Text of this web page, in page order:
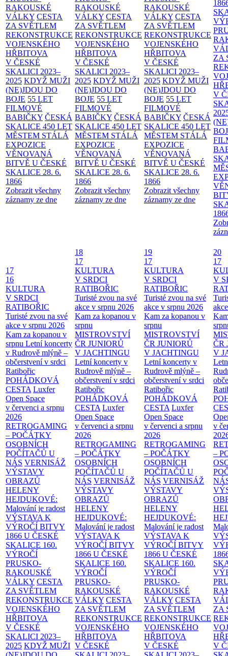
RAKOUSKÉ
VÁLKY CESTA
ZA SVĚTLEM
REKONSTRUKCE
VOJENSKÉHO
HŘBITOVA
V ČESKÉ
SKALICI 2023–
2025 KDYŽ MUŽI
(NE)JDOU DO
BOJE 55 LET
FILMOVÉ
BABIČKY ČESKÁ
SKALICE 450 LET
MĚSTEM STÁLÁ
EXPOZICE
VĚNOVANÁ
BITVĚ U ČESKÉ
SKALICE 28. 6.
1866
Zobrazit všechny
záznamy ze dne
RAKOUSKÉ
VÁLKY CESTA
ZA SVĚTLEM
REKONSTRUKCE
VOJENSKÉHO
HŘBITOVA
V ČESKÉ
SKALICI 2023–
2025 KDYŽ MUŽI
(NE)JDOU DO
BOJE 55 LET
FILMOVÉ
BABIČKY ČESKÁ
SKALICE 450 LET
MĚSTEM STÁLÁ
EXPOZICE
VĚNOVANÁ
BITVĚ U ČESKÉ
SKALICE 28. 6.
1866
Zobrazit všechny
záznamy ze dne
RAKOUSKÉ
VÁLKY CESTA
ZA SVĚTLEM
REKONSTRUKCE
VOJENSKÉHO
HŘBITOVA
V ČESKÉ
SKALICI 2023–
2025 KDYŽ MUŽI
(NE)JDOU DO
BOJE 55 LET
FILMOVÉ
BABIČKY ČESKÁ
SKALICE 450 LET
MĚSTEM STÁLÁ
EXPOZICE
VĚNOVANÁ
BITVĚ U ČESKÉ
SKALICE 28. 6.
1866
Zobrazit všechny
záznamy ze dne
ZA
V
17
16
KULTURA
V SRDCI
RATIBOŘIC
Turisté zvou na své
akce v srpnu 2026
Kam za kopanou v
srpnu Letní koncerty
v Rudrově mlýně –
občerstvení v srdci
Ratibořic
POHÁDKOVÁ
CESTA Luxfer
Open Space
v červenci a srpnu
2026
RETROGAMING
– POČÁTKY
OSOBNÍCH
POČÍTAČŮ U
NÁS VERNISÁŽ
VÝSTAVY
OBRAZŮ
HELENY
HEJDUKOVÉ:
Malování je radost
VÝSTAVA K
VÝROČÍ BITVY
1866 U ČESKÉ
SKALICE 160.
VÝROČÍ
PRUSKO-
RAKOUSKÉ
VÁLKY CESTA
ZA SVĚTLEM
REKONSTRUKCE
VOJENSKÉHO
HŘBITOVA
V ČESKÉ
SKALICI 2023–
2025 KDYŽ MUŽI
18
17
KULTURA
V SRDCI
RATIBOŘIC
Turisté zvou na své
akce v srpnu 2026
Kam za kopanou v
srpnu
MISTROVSTVÍ
ČR JUNIORŮ
V JACHTINGU
Letní koncerty v
Rudrově mlýně –
občerstvení v srdci
Ratibořic
POHÁDKOVÁ
CESTA Luxfer
Open Space
v červenci a srpnu
2026
RETROGAMING
– POČÁTKY
OSOBNÍCH
POČÍTAČŮ U
NÁS VERNISÁŽ
VÝSTAVY
OBRAZŮ
HELENY
HEJDUKOVÉ:
Malování je radost
VÝSTAVA K
VÝROČÍ BITVY
1866 U ČESKÉ
SKALICE 160.
VÝROČÍ
PRUSKO-
RAKOUSKÉ
VÁLKY CESTA
ZA SVĚTLEM
REKONSTRUKCE
VOJENSKÉHO
HŘBITOVA
V ČESKÉ
19
17
KULTURA
V SRDCI
RATIBOŘIC
Turisté zvou na své
akce v srpnu 2026
Kam za kopanou v
srpnu
MISTROVSTVÍ
ČR JUNIORŮ
V JACHTINGU
Letní koncerty v
Rudrově mlýně –
občerstvení v srdci
Ratibořic
POHÁDKOVÁ
CESTA Luxfer
Open Space
v červenci a srpnu
2026
RETROGAMING
– POČÁTKY
OSOBNÍCH
POČÍTAČŮ U
NÁS VERNISÁŽ
VÝSTAVY
OBRAZŮ
HELENY
HEJDUKOVÉ:
Malování je radost
VÝSTAVA K
VÝROČÍ BITVY
1866 U ČESKÉ
SKALICE 160.
VÝROČÍ
PRUSKO-
RAKOUSKÉ
VÁLKY CESTA
ZA SVĚTLEM
REKONSTRUKCE
VOJENSKÉHO
HŘBITOVA
V ČESKÉ
20
17
V
ČR
V
v
–
ZA
V